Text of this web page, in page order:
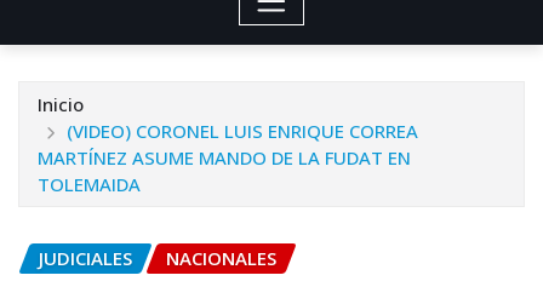
Inicio
(VIDEO) CORONEL LUIS ENRIQUE CORREA
MARTÍNEZ ASUME MANDO DE LA FUDAT EN
TOLEMAIDA
JUDICIALES NACIONALES